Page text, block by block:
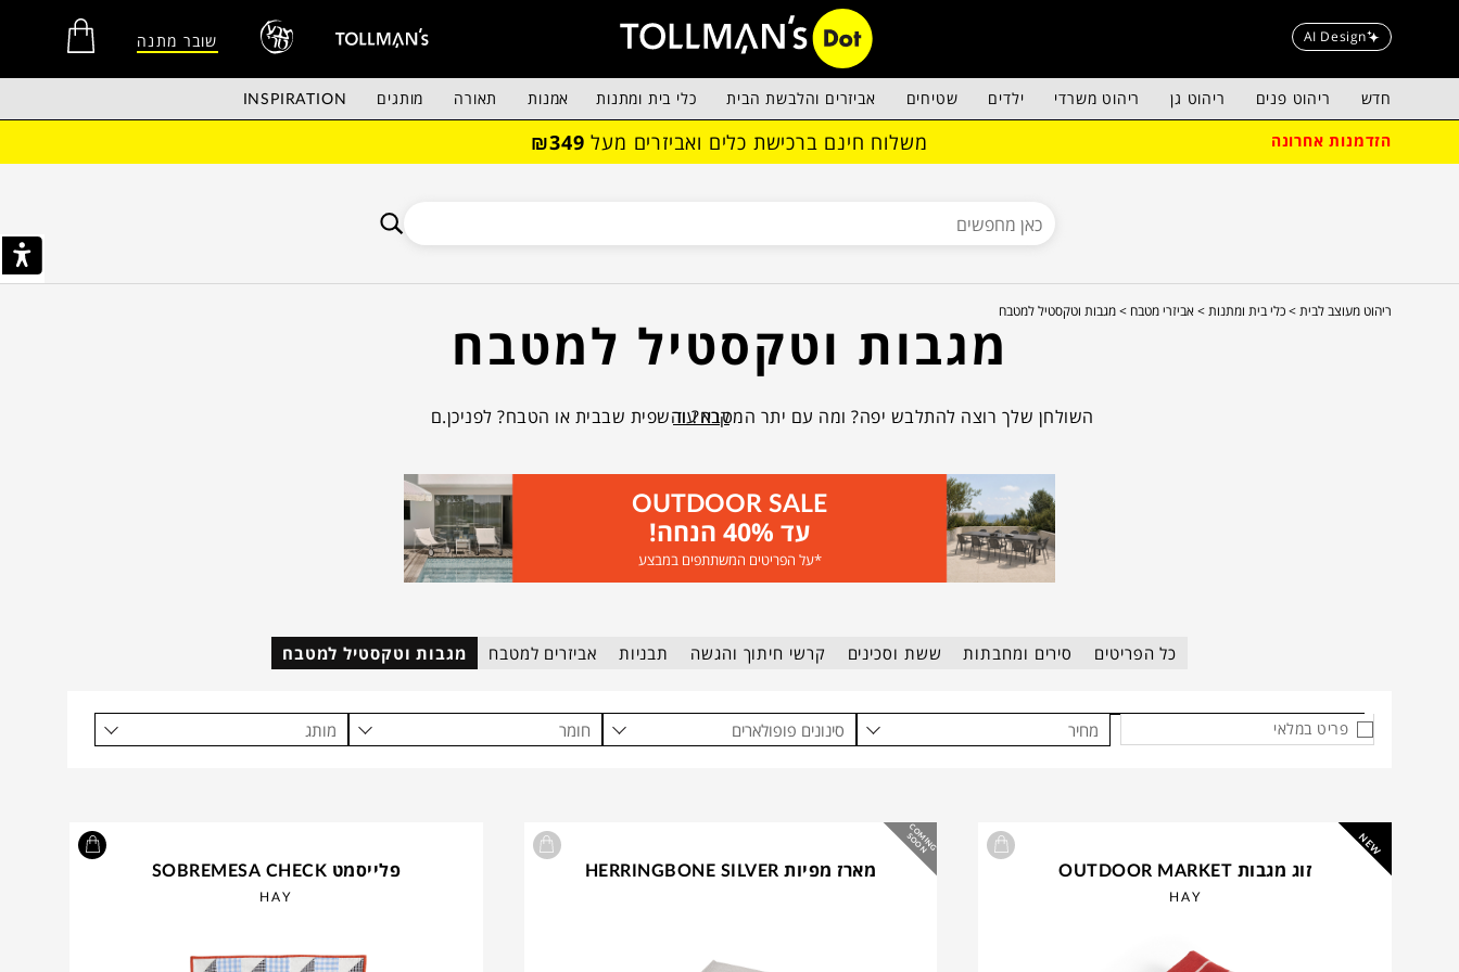
AI Design שובר מתנה
חדש ריהוט פנים ריהוט גן ריהוט משרדי ילדים שטיחים אביזרים והלבשת הבית כלי בית ומתנות אמנות תאורה מותגים INSPIRATION
הזדמנות אחרונה משלוח חינם ברכישת כלים ואביזרים מעל ₪349
ריהוט מעוצב לבית >כלי בית ומתנות >אביזרי מטבח >מגבות וטקסטיל למטבח
מגבות וטקסטיל למטבח
השולחן שלך רוצה להתלבש יפה? ומה עם יתר המטבח? והשפית שבבית או הטבח? לפניכן.ם
הנכונים שיקפיצו, ירימו, יפתחו ויסגרו לכם את פינה
קרא עוד
OUTDOOR SALE
עד 40% הנחה!
*על הפריטים המשתתפים במבצע
כל הפריטים סירים ומחבתות ששת וסכינים קרשי חיתוך והגשה תבניות אביזרים למטבח מגבות וטקסטיל למטבח
פריט במלאי מחיר סינונים פופולארים חומר מותג
NEW
זוג מגבות OUTDOOR MARKET
HAY
C
O
M
IN
G
S
O
O
N
מארז מפיות HERRINGBONE SILVER פלייסמט SOBREMESA CHECK
HAY